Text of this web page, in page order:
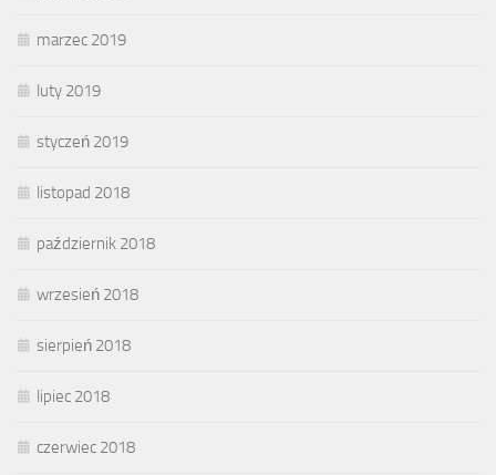
marzec 2019
luty 2019
styczeń 2019
listopad 2018
październik 2018
wrzesień 2018
sierpień 2018
lipiec 2018
czerwiec 2018